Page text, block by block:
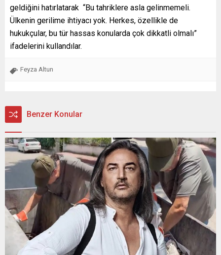
geldiğini hatırlatarak “Bu tahriklere asla gelinmemeli.
Ülkenin gerilime ihtiyacı yok. Herkes, özellikle de
hukukçular, bu tür hassas konularda çok dikkatli olmalı”
ifadelerini kullandılar.
Feyza Altun
Benzer Konular